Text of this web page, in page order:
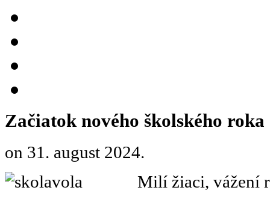
Začiatok nového školského roka
on 31. august 2024.
Milí žiaci, vážení